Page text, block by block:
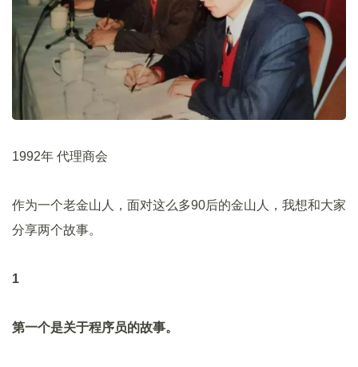
1992年 代理商会
作为一个老金山人，面对这么多90后的金山人，我想和大家
分享两个故事。
1
第一个是关于程序员的故事。